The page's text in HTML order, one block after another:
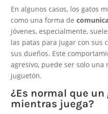
En algunos casos, los gatos
como una forma de
jóvenes, especialmente,
las patas para jugar con sus
sus dueños. Este
agresivo, puede ser solo
juguetón.
¿Es normal que
mientras juega?